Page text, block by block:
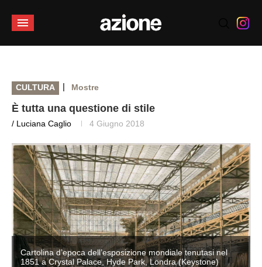
CULTURA | Mostre
È tutta una questione di stile
/ Luciana Caglio 4 Giugno 2018
Cartolina d’epoca dell’esposizione mondiale tenutasi nel
1851 a Crystal Palace, Hyde Park, Londra (Keystone)